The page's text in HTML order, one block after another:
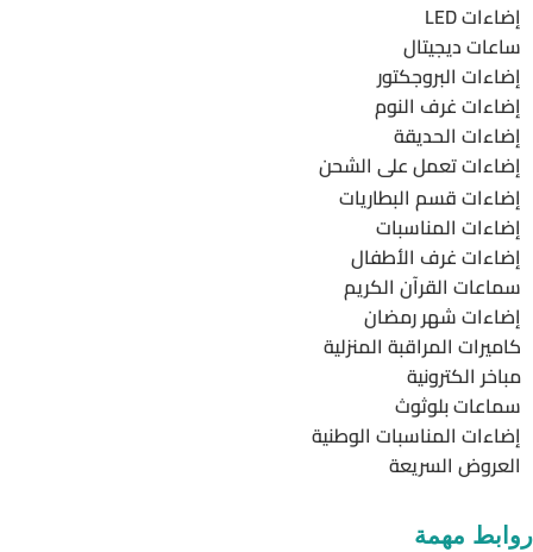
إضاءات LED
ساعات ديجيتال
إضاءات البروجكتور
إضاءات غرف النوم
إضاءات الحديقة
إضاءات تعمل على الشحن
إضاءات قسم البطاريات
إضاءات المناسبات
إضاءات غرف الأطفال
سماعات القرآن الكريم
إضاءات شهر رمضان
كاميرات المراقبة المنزلية
مباخر الكترونية
سماعات بلوثوث
إضاءات المناسبات الوطنية
العروض السريعة
روابط مهمة